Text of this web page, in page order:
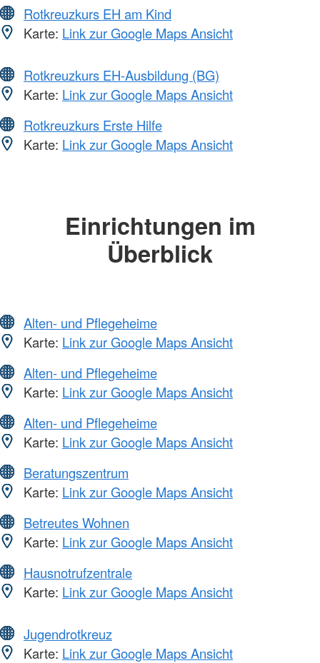
Rotkreuzkurs EH am Kind
Karte: Link zur Google Maps Ansicht
Rotkreuzkurs EH-Ausbildung (BG)
Karte: Link zur Google Maps Ansicht
Rotkreuzkurs Erste Hilfe
Karte: Link zur Google Maps Ansicht
Einrichtungen im
Überblick
Alten- und Pflegeheime
Karte: Link zur Google Maps Ansicht
Alten- und Pflegeheime
Karte: Link zur Google Maps Ansicht
Alten- und Pflegeheime
Karte: Link zur Google Maps Ansicht
Beratungszentrum
Karte: Link zur Google Maps Ansicht
Betreutes Wohnen
Karte: Link zur Google Maps Ansicht
Hausnotrufzentrale
Karte: Link zur Google Maps Ansicht
Jugendrotkreuz
Karte: Link zur Google Maps Ansicht